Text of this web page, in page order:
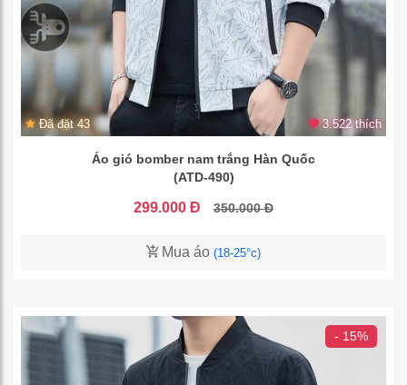
Đã đặt 43 3.522 thích
Áo gió bomber nam trắng Hàn Quốc
(ATD-490)
299.000 Đ 350.000 Đ
Mua áo (18-25°c)
- 15%